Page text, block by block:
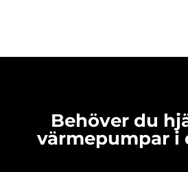
Behöver du
värmepumpar i